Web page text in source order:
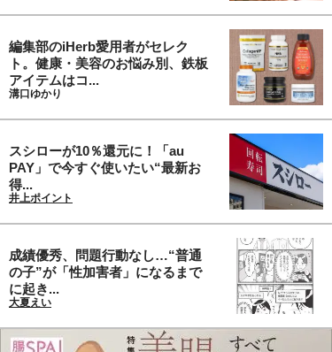
編集部のiHerb愛用者がセレク
ト。健康・美容のお悩み別、鉄板
アイテムはコ...
溝口ゆかり
スシローが10％還元に！「au
PAY」で今すぐ使いたい“最新お
得...
井上ポイント
成績優秀、問題行動なし…“普通
の子”が「性加害者」になるまで
に起き...
大夏えい